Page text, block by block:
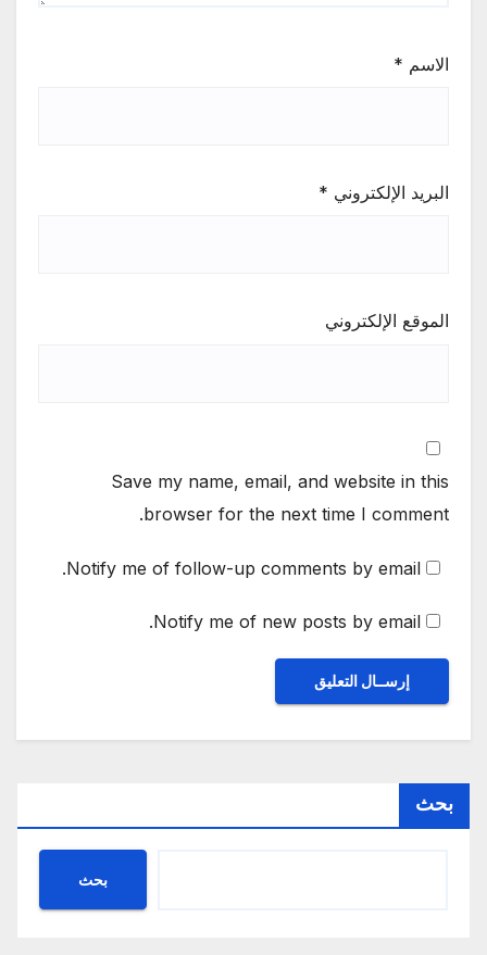
الاسم *
البريد الإلكتروني *
الموقع الإلكتروني
Save my name, email, and website in this
browser for the next time I comment.
Notify me of follow-up comments by email.
Notify me of new posts by email.
بحث
بحث